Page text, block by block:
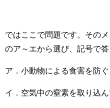
ではここで問題です。その
のア～エから選び、記号で答
ア．小動物による食害を防ぐ
イ．空気中の窒素を取り込